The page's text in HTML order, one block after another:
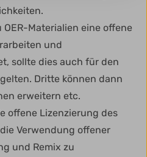
OER-Materialien eine offene
und
sollte dies auch für den
Dritte können dann
erweitern etc.
offene Lizenzierung des
Verwendung offener
und Remix zu